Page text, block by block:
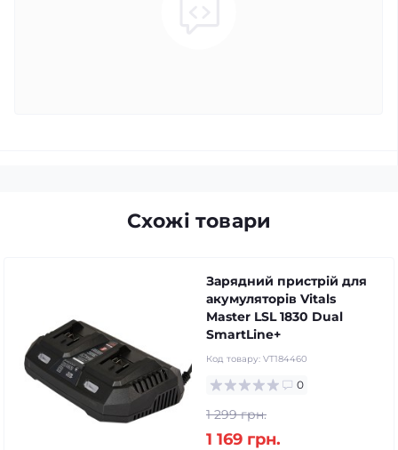
Схожі товари
Зарядний пристрій для
акумуляторів Vitals
Master LSL 1830 Dual
SmartLine+
Код товару: VT184460
0
1 299 грн.
1 169 грн.